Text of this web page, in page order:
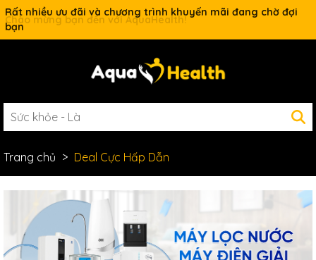
Rất nhiều ưu đãi và chương trình khuyến mãi đang chờ đợi
bạn
Trang chủ Deal Cực Hấp Dẫn